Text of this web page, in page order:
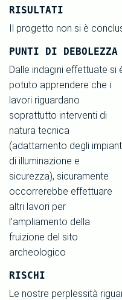
RISULTATI
Il progetto non si è
PUNTI DI DEBOLEZZA
Dalle indagini effettuate si
potuto apprendere che i
lavori riguardano
soprattutto interventi di
natura tecnica
(adattamento degli
di illuminazione e
sicurezza), sicuramente
occorrerebbe effettuare
altri lavori per
l'ampliamento della
fruizione del sito
archeologico
RISCHI
Le nostre perplessità